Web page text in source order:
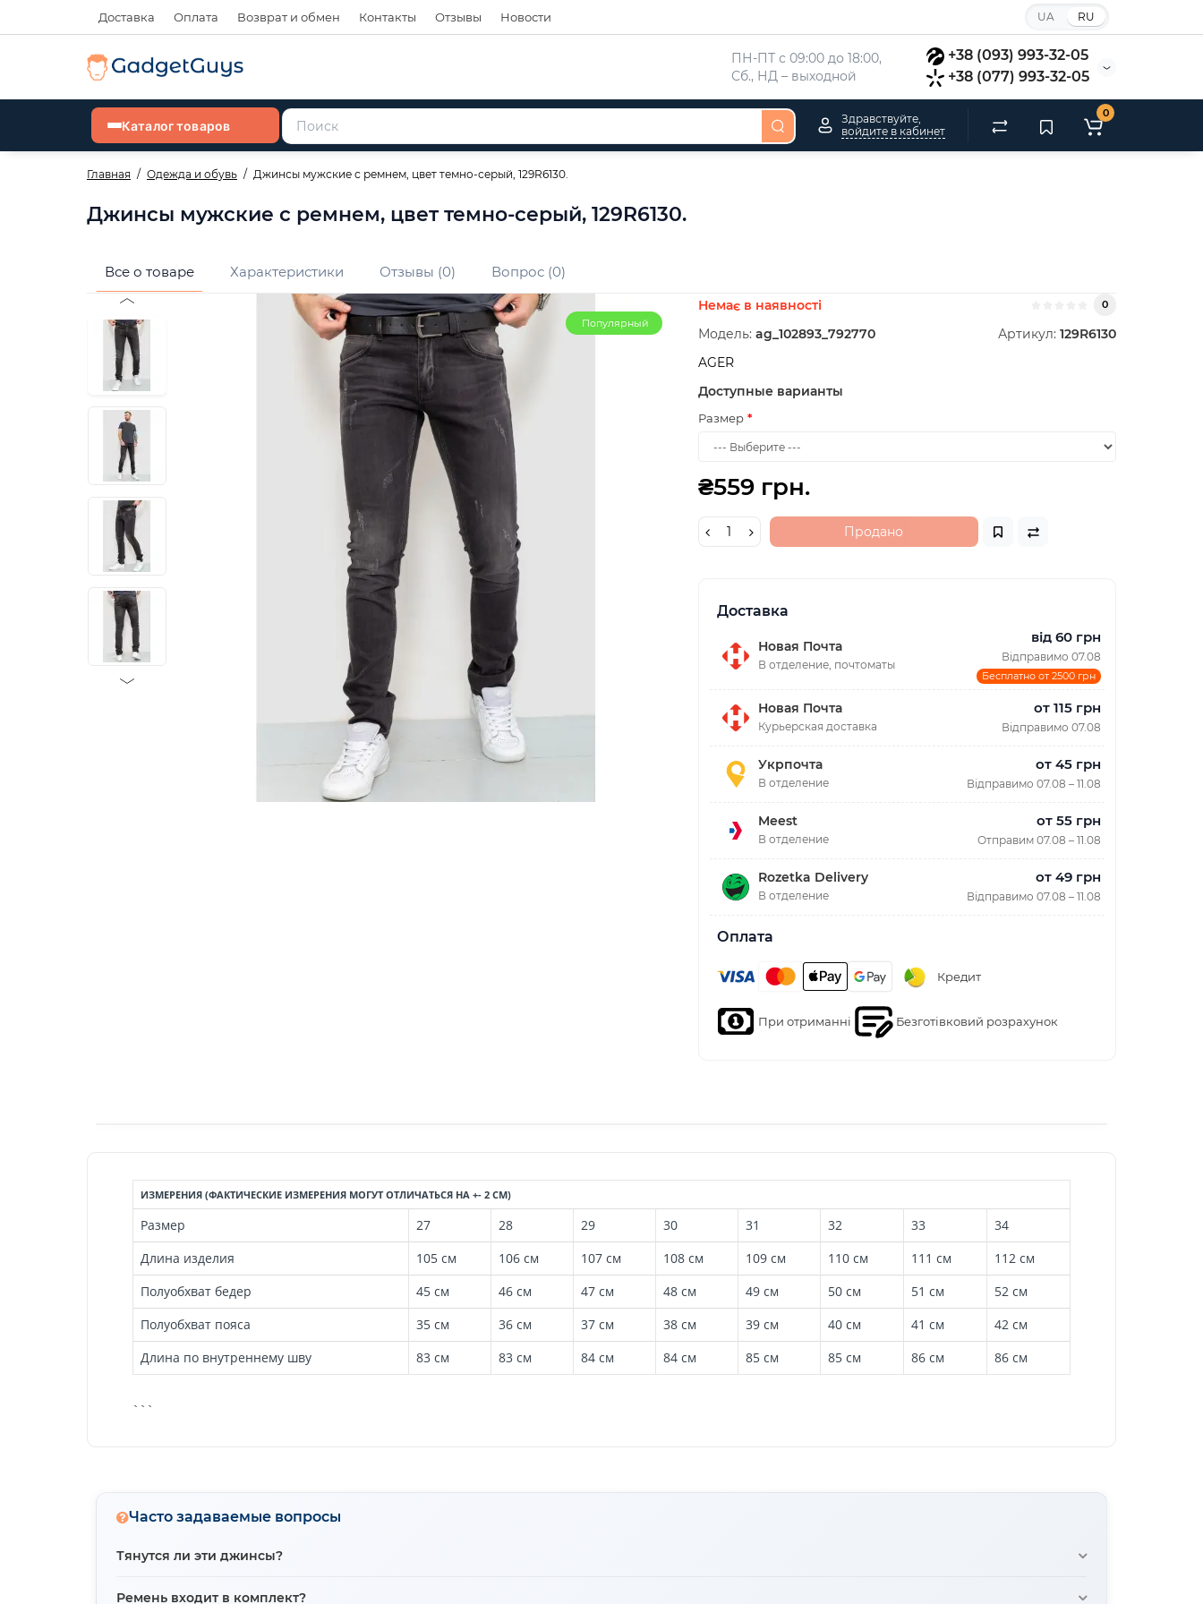
Доставка Оплата Возврат и обмен Контакты Отзывы Новости UA RU
ПН-ПТ с 09:00 до 18:00,
Сб., НД – выходной
+38 (093) 993-32-05
+38 (077) 993-32-05
Каталог товаров
Здравствуйте,
войдите в кабинет
0
Главная Одежда и обувь Джинсы мужские с ремнем, цвет темно-серый, 129R6130.
Джинсы мужские с ремнем, цвет темно-серый, 129R6130.
Все о товаре Характеристики Отзывы (0) Вопрос (0)
Популярный
Немає в наявності 0
Модель: ag_102893_792770 Артикул: 129R6130
AGER
Доступные варианты
Размер
₴559 грн.
Продано
Доставка
Новая Почта
В отделение, почтоматы
від 60 грн
Відправимо 07.08
Бесплатно от 2500 грн
Новая Почта
Курьерская доставка
от 115 грн
Відправимо 07.08
Укрпочта
В отделение
от 45 грн
Відправимо 07.08 – 11.08
Meest
В отделение
от 55 грн
Отправим 07.08 – 11.08
Rozetka Delivery
В отделение
от 49 грн
Відправимо 07.08 – 11.08
Оплата
Кредит
При отриманні Безготівковий розрахунок
ИЗМЕРЕНИЯ (ФАКТИЧЕСКИЕ ИЗМЕРЕНИЯ МОГУТ ОТЛИЧАТЬСЯ НА +- 2 СМ)
Размер 27 28 29 30 31 32 33
34
Длина изделия
105 см 106 см 107 см 108 см 109 см 110 см 111 см
112 см
Полуобхват бедер
45 см 46 см 47 см 48 см 49 см 50 см 51 см
52 см
Полуобхват пояса
35 см 36 см 37 см 38 см 39 см 40 см 41 см
42 см
Длина по внутреннему шву
83 см 83 см 84 см 84 см 85 см 85 см 86 см 86 см
```
Часто задаваемые вопросы
Тянутся ли эти джинсы?
Ремень входит в комплект?